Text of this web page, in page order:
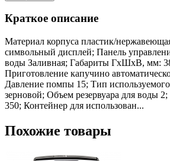
Краткое описание
Материал корпуса пластик/
символьный дисплей; Панель
воды Заливная; Габариты ГхШхВ, мм:
Приготовление капучино
Давление помпы 15; Тип
зерновой; Объем резервуара для воды
350; Контейнер для использован...
Похожие товары